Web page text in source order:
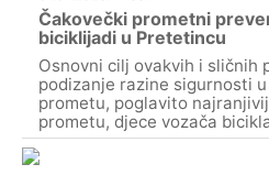
Čakovečki prometni
biciklijadi u Pretetincu
Osnovni cilj ovakvih i sličnih
podizanje razine sigurnosti
prometu, poglavito
prometu, djece vozača